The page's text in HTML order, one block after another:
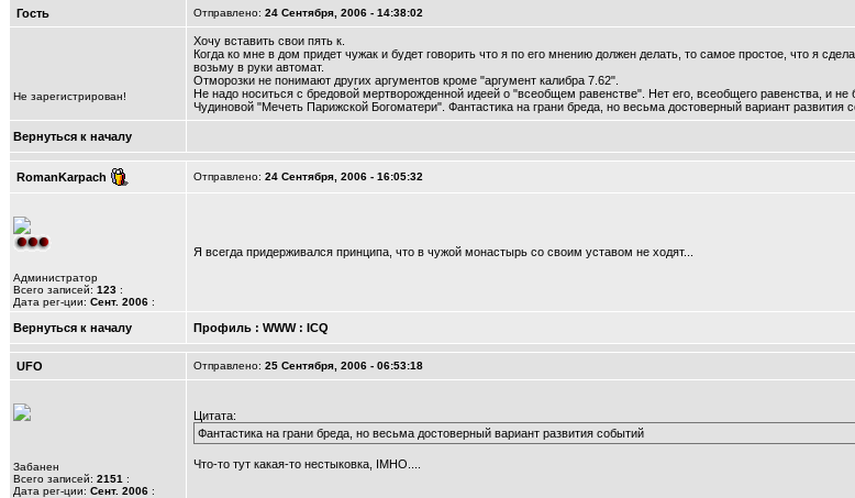
Гость Отправлено: 24 Сентября, 2006 - 14:38:02
Не зарегистрирован!
Хочу вставить свои пять к.
Когда ко мне в дом придет чужак и будет говорить что я по его мнению должен делать, то самое простое, что я
возьму в руки автомат.
Отморозки не понимают других аргументов кроме "аргумент калибра 7.62".
Не надо носиться с бредовой мертворожденной идеей о "всеобщем равенстве". Нет его, всеобщего равенства, и
Чудиновой "Мечеть Парижской Богоматери". Фантастика на грани бреда, но весьма достоверный вариант развития
Вернуться к началу
RomanKarpach Отправлено: 24 Сентября, 2006 - 16:05:32
Администратор
Всего записей: 123 :
Дата рег-ции: Сент. 2006 :
Я всегда придерживался принципа, что в чужой монастырь со своим уставом не ходят...
Вернуться к началу Профиль : WWW: ICQ
UFO Отправлено: 25 Сентября, 2006 - 06:53:18
Забанен
Всего записей: 2151 :
Дата рег-ции: Сент. 2006 :
Цитата:
Фантастика на грани бреда, но весьма достоверный вариант развития событий
Что-то тут какая-то нестыковка, IMHO....